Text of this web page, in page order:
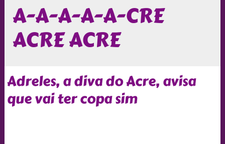
A-A-A-A-A-CRE
ACRE ACRE
Adreles, a diva do Acre, avisa
que vai ter copa sim